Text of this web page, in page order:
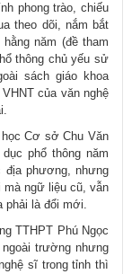
phong trào, chiếu
theo dõi, nắm bắt
năm (đề tham
thông chủ yếu sử
sách giáo khoa
của văn nghệ
Cơ sở Chu Văn
phổ thông năm
địa phương, nhưng
mà ngữ liệu cũ, vẫn
phải là đổi mới.
TTHPT Phú Ngọc
trường nhưng
sĩ trong tỉnh thì